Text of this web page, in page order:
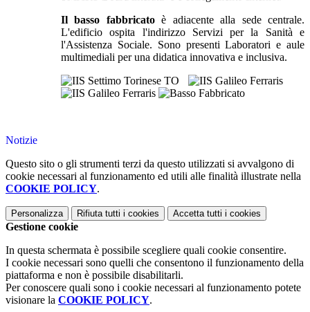
Il basso fabbricatoè adiacente alla sede centrale.
L'edificio ospita l'indirizzo Servizi per la Sanità e
l'Assistenza Sociale. Sono presenti Laboratori e aule
multimediali per una didatica innovativa e inclusiva.
Notizie
Questo sito o gli strumenti terzi da questo utilizzati si avvalgono di
cookie necessari al funzionamento ed utili alle finalità illustrate nella
COOKIE POLICY.
Personalizza Rifiuta tutti i cookies Accetta tutti i cookies
Gestione cookie
In questa schermata è possibile scegliere quali cookie consentire.
I cookie necessari sono quelli che consentono il funzionamento della
piattaforma e non è possibile disabilitarli.
Per conoscere quali sono i cookie necessari al funzionamento potete
visionare la COOKIE POLICY.